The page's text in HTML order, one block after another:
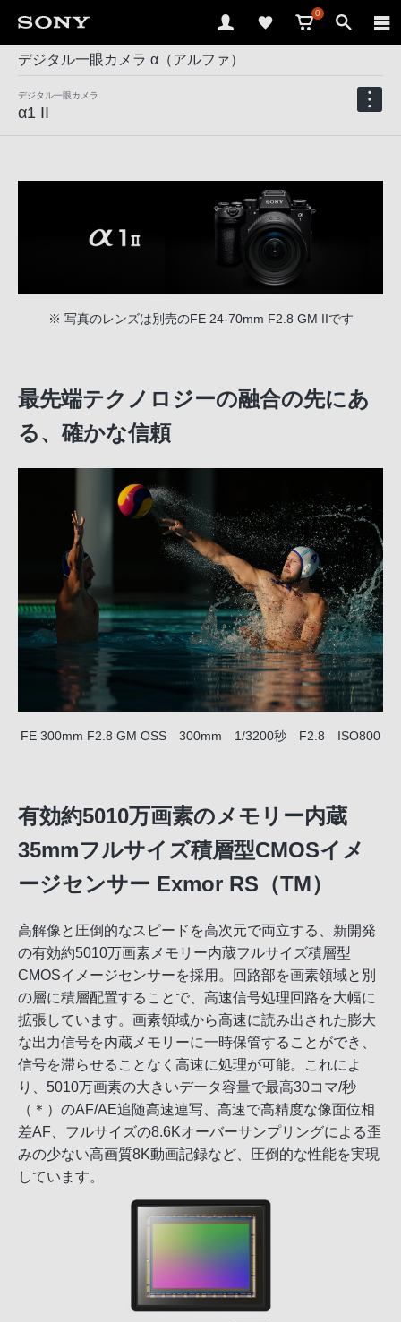
0
デジタル一眼カメラ α（アルファ）
デジタル一眼カメラ
α1 II
※ 写真のレンズは別売のFE 24-70mm F2.8 GM IIです
最先端テクノロジーの融合の先にあ
る、確かな信頼
FE 300mm F2.8 GM OSS 300mm 1/3200秒 F2.8 ISO800
有効約5010万画素のメモリー内蔵
35mmフルサイズ積層型CMOSイメ
ージセンサー Exmor RS（TM）
高解像と圧倒的なスピードを高次元で両立する、新開発
の有効約5010万画素メモリー内蔵フルサイズ積層型
CMOSイメージセンサーを採用。回路部を画素領域と別
の層に積層配置することで、高速信号処理回路を大幅に
拡張しています。画素領域から高速に読み出された膨大
な出力信号を内蔵メモリーに一時保管することができ、
信号を滞らせることなく高速に処理が可能。これによ
り、5010万画素の大きいデータ容量で最高30コマ/秒
（＊）のAF/AE追随高速連写、高速で高精度な像面位相
差AF、フルサイズの8.6Kオーバーサンプリングによる歪
みの少ない高画質8K動画記録など、圧倒的な性能を実現
しています。